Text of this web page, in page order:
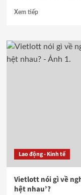
Xem tiếp
Lao động - Kinh tế
Vietlott nói gì về
hệt nhau’?